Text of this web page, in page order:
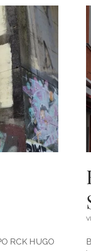
RCK HUGO